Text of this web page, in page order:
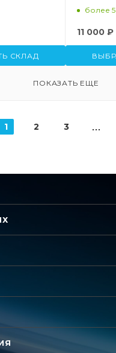
6025)
СКЛАД
0013более 5
11 000 ₽
ПОКАЗАТЬ ЕЩЕ
1 2 3